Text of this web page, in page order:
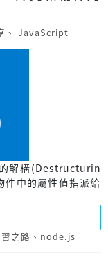
、 JavaScript
解構(Destructurin
件中的屬性值指派給
之路 、 node.js